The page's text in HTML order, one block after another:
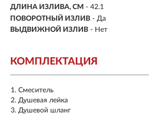
ДЛИНА ИЗЛИВА, СМ - 42.1
ПОВОРОТНЫЙ ИЗЛИВ - Да
ВЫДВИЖНОЙ ИЗЛИВ - Нет
КОМПЛЕКТАЦИЯ
Смеситель
Душевая лейка
Душевой шланг